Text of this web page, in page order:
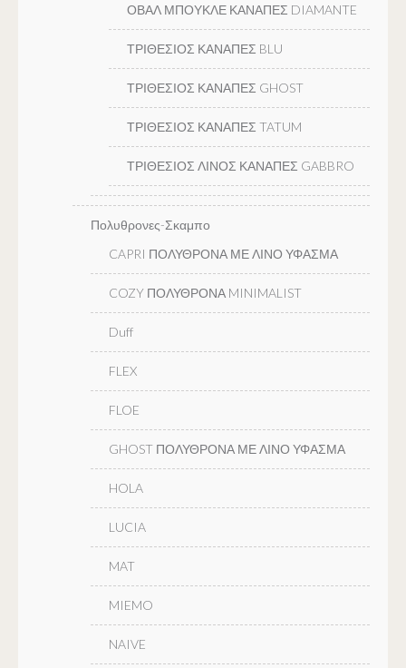
ΟΒΑΛ ΜΠΟΥΚΛΕ ΚΑΝΑΠΕΣ DIAMANTE
ΤΡΙΘΕΣΙΟΣ ΚΑΝΑΠΕΣ BLU
ΤΡΙΘΕΣΙΟΣ ΚΑΝΑΠΕΣ GHOST
ΤΡΙΘΕΣΙΟΣ ΚΑΝΑΠΕΣ TATUM
ΤΡΙΘΕΣΙΟΣ ΛΙΝΟΣ ΚΑΝΑΠΕΣ GABBRO
Πολυθρονες-Σκαμπο
CAPRI ΠΟΛΥΘΡΟΝΑ ΜΕ ΛΙΝΟ ΥΦΑΣΜΑ
COZY ΠΟΛΥΘΡΟΝΑ MINIMALIST
Duff
FLEX
FLOE
GHOST ΠΟΛΥΘΡΟΝΑ ΜΕ ΛΙΝΟ ΥΦΑΣΜΑ
HOLA
LUCIA
MAT
MIEMO
NAIVE